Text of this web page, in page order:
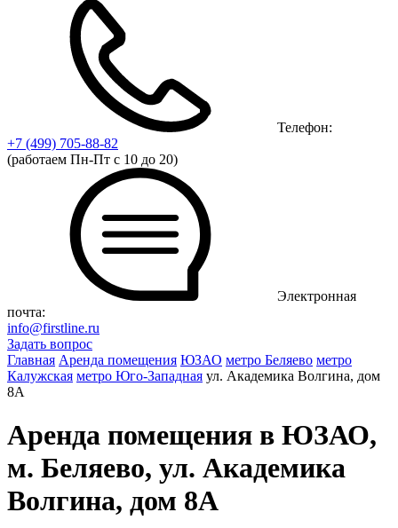
Телефон:
+7 (499) 705-88-82
(работаем Пн-Пт с 10 до 20)
Электронная
почта:
info@firstline.ru
Задать вопрос
Главная Аренда помещения ЮЗАО метро Беляево метро
Калужская метро Юго-Западная ул. Академика Волгина, дом
8А
Аренда помещения в ЮЗАО,
м. Беляево, ул. Академика
Волгина, дом 8А